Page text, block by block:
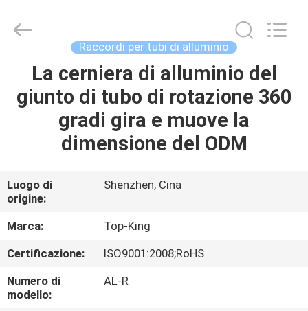
CASA.
PRODOTTI
DI
NOI
VISITA
ALLA
FABBRICA
Jingji
Technology
Raccordi per tubi di alluminio
La cerniera di alluminio del
giunto di tubo di rotazione 360
gradi gira e muove la
dimensione del ODM
Luogo di
origine:
Shenzhen, Cina
Marca:
Top-King
Certificazione:
ISO9001:2008;RoHS
Numero di
modello:
AL-R